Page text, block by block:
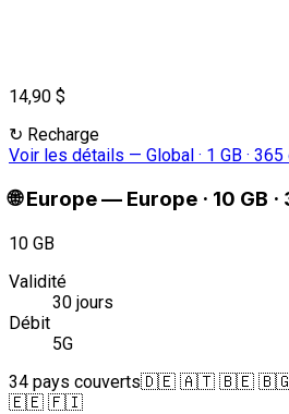
14,90 $
↻ Recharge
Voir les détails — Global · 1 GB ·
🌐 Europe— Europe · 10 GB
10 GB
Validité
30 jours
Débit
5G
34 pays couverts🇩🇪 🇦🇹 🇧🇪
🇪🇪 🇫🇮